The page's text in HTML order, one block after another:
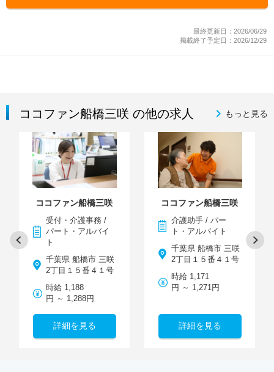
最終更新日：2026/06/29
掲載終了予定日：2026/12/29
ココファン船橋三咲 の他の求人 もっと見る
ココファン船橋三咲
受付・介護事務 /
パート・アルバイ
ト
千葉県 船橋市 三咲
2丁目１５番４１号
時給 1,188
円 ～ 1,288円
詳細を見る
ココファン船橋三咲
介護助手 / パー
ト・アルバイト
千葉県 船橋市 三咲
2丁目１５番４１号
時給 1,171
円 ～ 1,271円
詳細を見る